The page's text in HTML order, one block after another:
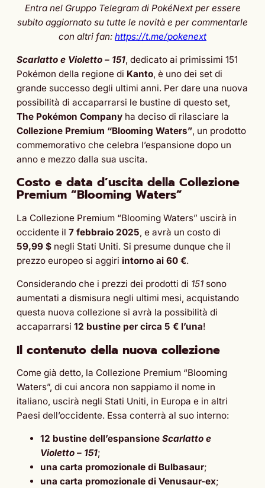
Entra nel Gruppo Telegram di PokéNext per essere
subito aggiornato su tutte le novità e per commentarle
con altri fan: https://t.me/pokenext
Scarlatto e Violetto – 151, dedicato ai primissimi 151
Pokémon della regione di Kanto, è uno dei set di
grande successo degli ultimi anni. Per dare una nuova
possibilità di accaparrarsi le bustine di questo set,
The Pokémon Company ha deciso di rilasciare la
Collezione Premium “Blooming Waters”, un prodotto
commemorativo che celebra l’espansione dopo un
anno e mezzo dalla sua uscita.
Costo e data d’uscita della Collezione
Premium “Blooming Waters”
La Collezione Premium “Blooming Waters” uscirà in
occidente il 7 febbraio 2025, e avrà un costo di
59,99 $ negli Stati Uniti. Si presume dunque che il
prezzo europeo si aggiri intorno ai 60 €.
Considerando che i prezzi dei prodotti di 151 sono
aumentati a dismisura negli ultimi mesi, acquistando
questa nuova collezione si avrà la possibilità di
accaparrarsi 12 bustine per circa 5 € l’una!
Il contenuto della nuova collezione
Come già detto, la Collezione Premium “Blooming
Waters”, di cui ancora non sappiamo il nome in
italiano, uscirà negli Stati Uniti, in Europa e in altri
Paesi dell’occidente. Essa conterrà al suo interno:
12 bustine dell’espansione Scarlatto e
Violetto – 151;
una carta promozionale di Bulbasaur;
una carta promozionale di Venusaur-ex;